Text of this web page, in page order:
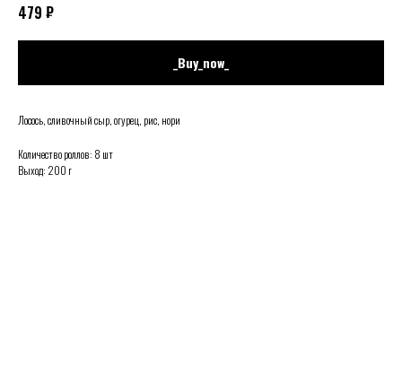
479 ₽
_Buy_now_
Лосось, сливочный сыр, огурец, рис, нори
Количество роллов: 8 шт
Выход: 200 г